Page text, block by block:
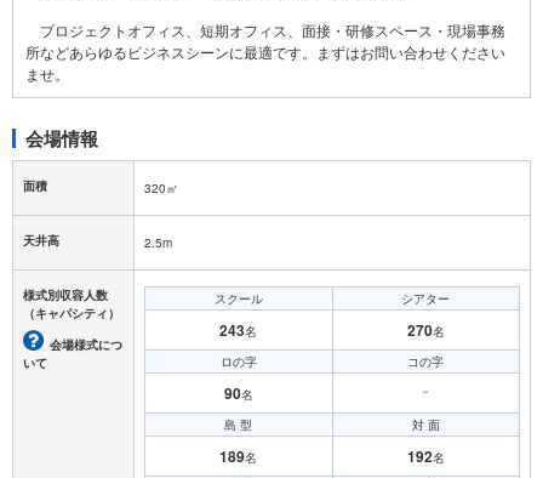
プロジェクトオフィス、短期オフィス、面接・研修スペース・現場事務
所などあらゆるビジネスシーンに最適です。まずはお問い合わせください
会場情報
面積 320㎡
天井高 2.5m
様式別収容人数
（キャパシティ）
会場様式につ
いて
スクール
243名
シアター
270名
ロの字
90名
コの字
－
島 型
189名
対 面
192名